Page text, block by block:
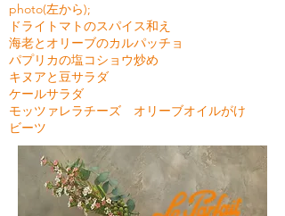
photo(左から);
ドライトマトのスパイス和え
海老とオリーブのカルパッチョ
パプリカの塩コショウ炒め
キヌアと豆サラダ
ケールサラダ
モッツァレラチーズ オリーブオイルがけ
ビーツ